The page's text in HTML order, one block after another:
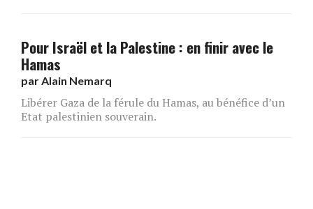
Pour Israël et la Palestine : en finir avec le
Hamas
parAlain Nemarq
Libérer Gaza de la férule du Hamas, au bénéfice d’un
Etat palestinien souverain.